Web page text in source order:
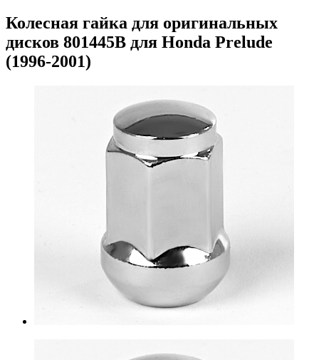
Колесная гайка для оригинальных
дисков 801445B для Honda Prelude
(1996-2001)